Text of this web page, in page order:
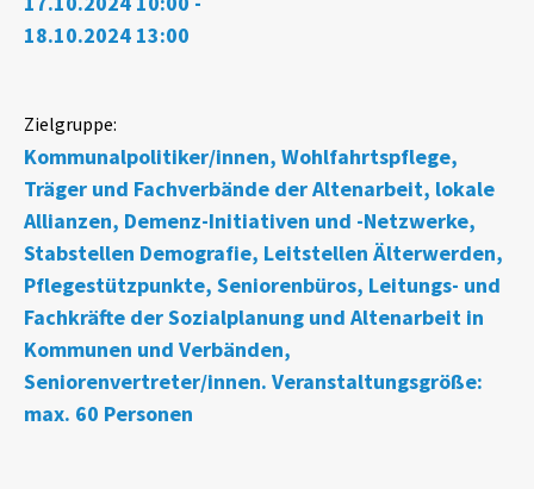
18.10.2024 13:00
Zielgruppe:
Kommunalpolitiker/innen, Wohlfahrtspflege,
Träger und Fachverbände der Altenarbeit, lokale
Allianzen, Demenz-Initiativen und -Netzwerke,
Stabstellen Demografie, Leitstellen Älterwerden,
Pflegestützpunkte, Seniorenbüros, Leitungs- und
Fachkräfte der Sozialplanung und Altenarbeit in
Kommunen und Verbänden,
Seniorenvertreter/innen. Veranstaltungsgröße:
max. 60 Personen